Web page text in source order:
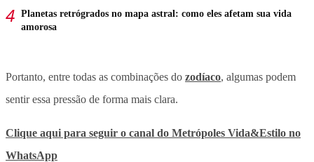
Planetas retrógrados no mapa astral: como eles afetam sua vida
amorosa
Portanto, entre todas as combinações do zodíaco, algumas podem
sentir essa pressão de forma mais clara.
Clique aqui para seguir o canal do Metrópoles Vida&Estilo no
WhatsApp